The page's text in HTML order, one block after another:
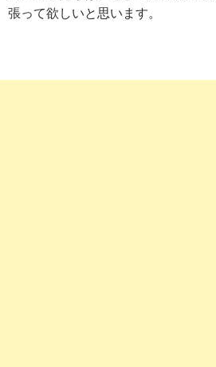
張って欲しいと思います。